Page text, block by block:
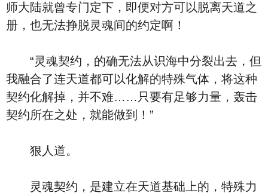
师大陆就曾专门定下，即便对方可以脱离天道之
册，也无法挣脱灵魂间的约定啊！
“灵魂契约，的确无法从识海中分裂出去，但
我融合了连天道都可以化解的特殊气体，将这种
契约化解掉，并不难……只要有足够力量，轰击
契约所在之处，就能做到！”
狠人道。
灵魂契约，是建立在天道基础上的，特殊力